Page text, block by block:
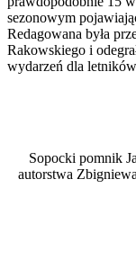
sezonowym
Redagowana była
Rakowskiego i
wydarzeń dla
Sopocki pomnik
autorstwa